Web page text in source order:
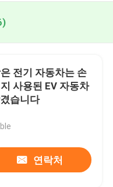
전기 자동차는 손
사용된 EV 자동차
습니다
연락처